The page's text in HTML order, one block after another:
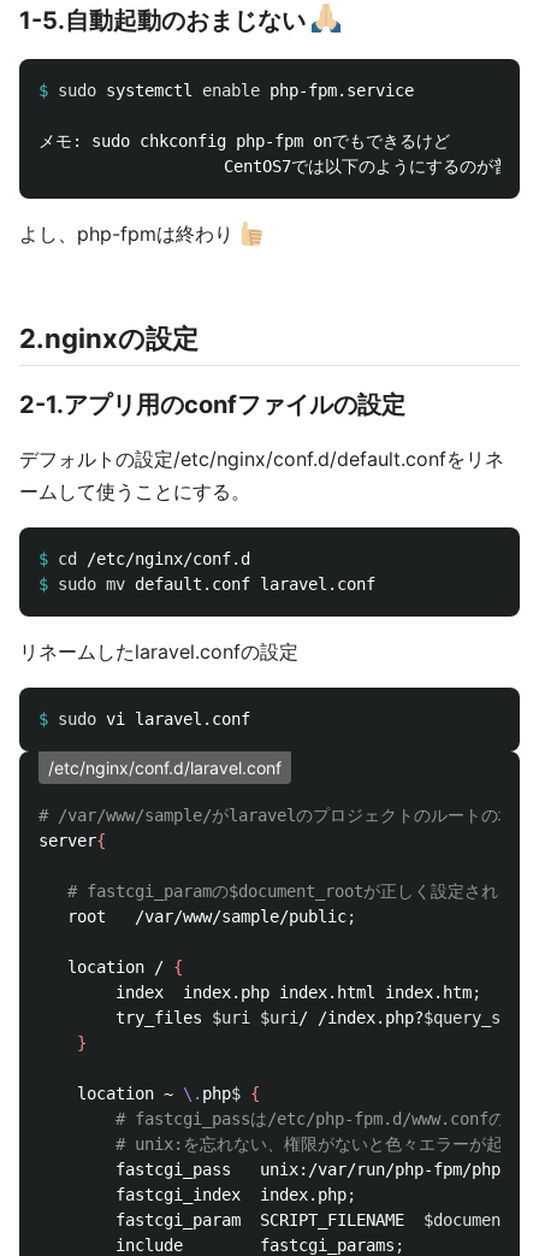
1-5.自動起動のおまじない
$ sudo systemctl enable
メモ: sudo chkconfig php-fpm onでもできるけど
よし、php-fpmは終わり
2.nginxの設定
2-1.アプリ用のconfファイルの設定
デフォルトの設定/etc/nginx/conf.d/default.confをリネ
ームして使うことにする。
$ cd
$ sudo mv
リネームしたlaravel.confの設定
$ sudo
/etc/nginx/conf.d/laravel.conf
# /var/www/sample/がlaravelのプロジェクトのルートの場合
server{
# fastcgi_paramの$document_rootが正しく設定されるよ
   root   /var/www/sample/public
;
   location /
{
        index  index.php index.html index.htm
;
        try_files
$uri $uri / /index.php?
}
    location ~
\. php$ {
# fastcgi_passは/etc/php-fpm.d/www.confの
# unix:を忘れない、権限がないと色々エラーが起きる
fastcgi_pass   unix:/var/run/php-fpm/php-
        fastcgi_index  index.php
;
        fastcgi_param  SCRIPT_FILENAME
        include        fastcgi_params
;